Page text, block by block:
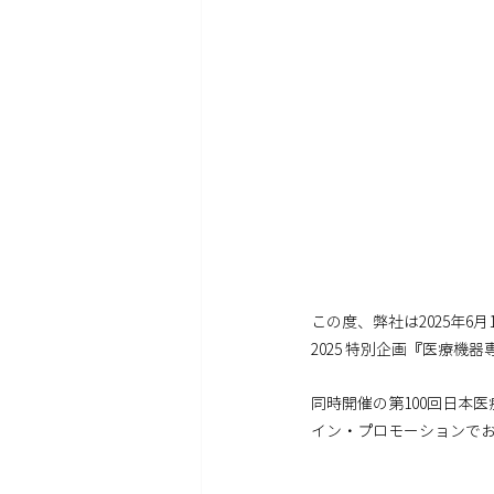
この度、弊社は2025年6
2025 特別企画『医療機
同時開催の第100回日本
イン・プロモーションで